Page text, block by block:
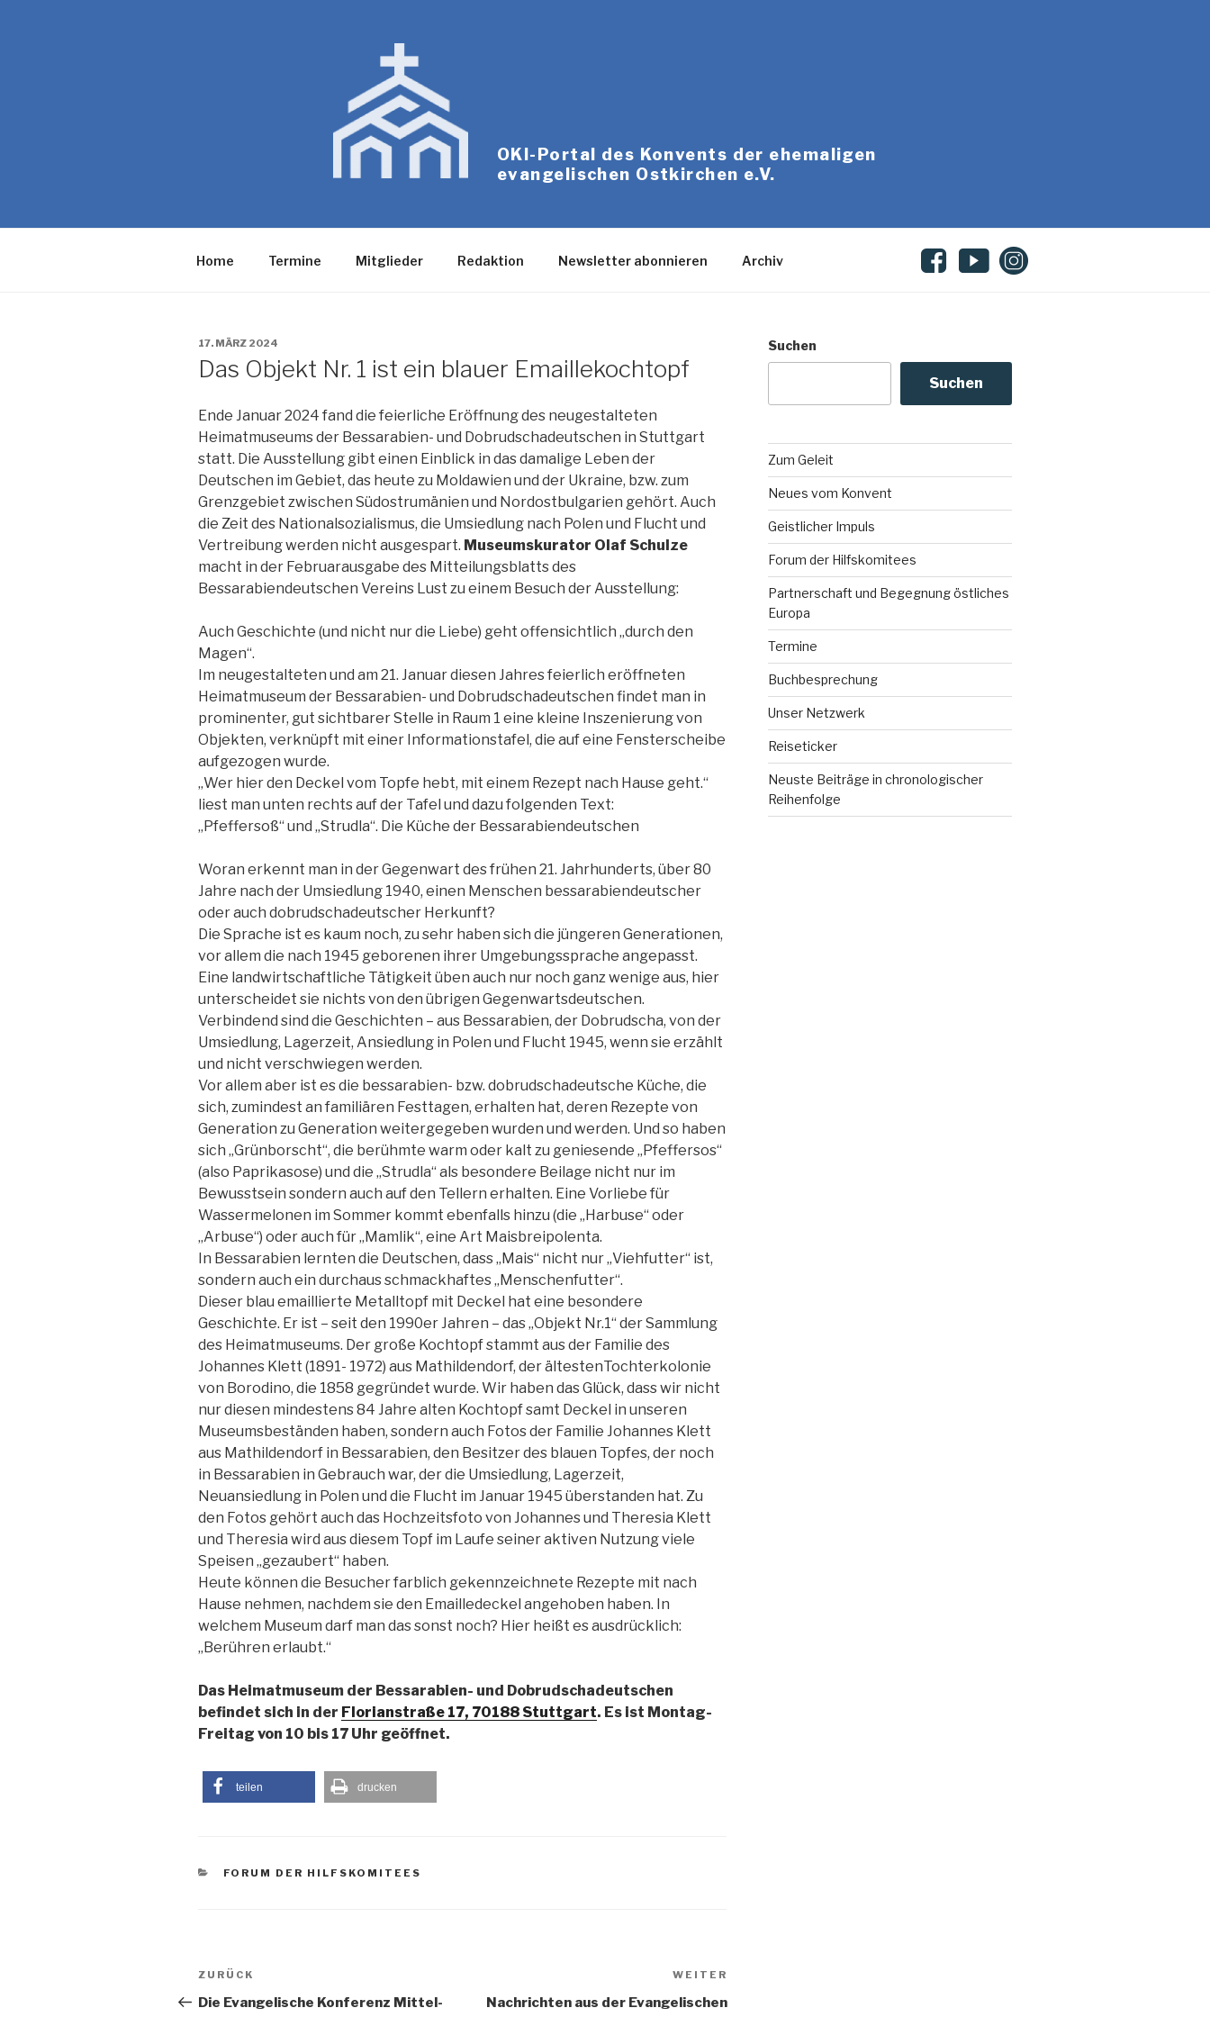
OKI-Portal des Konvents der ehemaligen
evangelischen Ostkirchen e.V.
Home Termine Mitglieder Redaktion Newsletter abonnieren Archiv
VERÖFFENTLICHT
17. MÄRZ 2024
Das Objekt Nr. 1 ist ein blauer Emaillekochtopf
Ende Januar 2024 fand die feierliche Eröffnung des neugestalteten
Heimatmuseums der Bessarabien- und Dobrudschadeutschen in Stuttgart
statt. Die Ausstellung gibt einen Einblick in das damalige Leben der
Deutschen im Gebiet, das heute zu Moldawien und der Ukraine, bzw. zum
Grenzgebiet zwischen Südostrumänien und Nordostbulgarien gehört. Auch
die Zeit des Nationalsozialismus, die Umsiedlung nach Polen und Flucht und
Vertreibung werden nicht ausgespart. Museumskurator Olaf Schulze
macht in der Februarausgabe des Mitteilungsblatts des
Bessarabiendeutschen Vereins Lust zu einem Besuch der Ausstellung:
Auch Geschichte (und nicht nur die Liebe) geht offensichtlich „durch den
Magen“.
Im neugestalteten und am 21. Januar diesen Jahres feierlich eröffneten
Heimatmuseum der Bessarabien- und Dobrudschadeutschen findet man in
prominenter, gut sichtbarer Stelle in Raum 1 eine kleine Inszenierung von
Objekten, verknüpft mit einer Informationstafel, die auf eine Fensterscheibe
aufgezogen wurde.
„Wer hier den Deckel vom Topfe hebt, mit einem Rezept nach Hause geht.“
liest man unten rechts auf der Tafel und dazu folgenden Text:
„Pfeffersoß“ und „Strudla“. Die Küche der Bessarabiendeutschen
Woran erkennt man in der Gegenwart des frühen 21. Jahrhunderts, über 80
Jahre nach der Umsiedlung 1940, einen Menschen bessarabiendeutscher
oder auch dobrudschadeutscher Herkunft?
Die Sprache ist es kaum noch, zu sehr haben sich die jüngeren Generationen,
vor allem die nach 1945 geborenen ihrer Umgebungssprache angepasst.
Eine landwirtschaftliche Tätigkeit üben auch nur noch ganz wenige aus, hier
unterscheidet sie nichts von den übrigen Gegenwartsdeutschen.
Verbindend sind die Geschichten – aus Bessarabien, der Dobrudscha, von der
Umsiedlung, Lagerzeit, Ansiedlung in Polen und Flucht 1945, wenn sie erzählt
und nicht verschwiegen werden.
Vor allem aber ist es die bessarabien- bzw. dobrudschadeutsche Küche, die
sich, zumindest an familiären Festtagen, erhalten hat, deren Rezepte von
Generation zu Generation weitergegeben wurden und werden. Und so haben
sich „Grünborscht“, die berühmte warm oder kalt zu geniesende „Pfeffersos“
(also Paprikasose) und die „Strudla“ als besondere Beilage nicht nur im
Bewusstsein sondern auch auf den Tellern erhalten. Eine Vorliebe für
Wassermelonen im Sommer kommt ebenfalls hinzu (die „Harbuse“ oder
„Arbuse“) oder auch für „Mamlik“, eine Art Maisbreipolenta.
In Bessarabien lernten die Deutschen, dass „Mais“ nicht nur „Viehfutter“ ist,
sondern auch ein durchaus schmackhaftes „Menschenfutter“.
Dieser blau emaillierte Metalltopf mit Deckel hat eine besondere
Geschichte. Er ist – seit den 1990er Jahren – das „Objekt Nr.1“ der Sammlung
des Heimatmuseums. Der große Kochtopf stammt aus der Familie des
Johannes Klett (1891- 1972) aus Mathildendorf, der ältestenTochterkolonie
von Borodino, die 1858 gegründet wurde. Wir haben das Glück, dass wir nicht
nur diesen mindestens 84 Jahre alten Kochtopf samt Deckel in unseren
Museumsbeständen haben, sondern auch Fotos der Familie Johannes Klett
aus Mathildendorf in Bessarabien, den Besitzer des blauen Topfes, der noch
in Bessarabien in Gebrauch war, der die Umsiedlung, Lagerzeit,
Neuansiedlung in Polen und die Flucht im Januar 1945 überstanden hat. Zu
den Fotos gehört auch das Hochzeitsfoto von Johannes und Theresia Klett
und Theresia wird aus diesem Topf im Laufe seiner aktiven Nutzung viele
Speisen „gezaubert“ haben.
Heute können die Besucher farblich gekennzeichnete Rezepte mit nach
Hause nehmen, nachdem sie den Emailledeckel angehoben haben. In
welchem Museum darf man das sonst noch? Hier heißt es ausdrücklich:
„Berühren erlaubt.“
Das Heimatmuseum der Bessarabien- und Dobrudschadeutschen
befindet sich in der Florianstraße 17, 70188 Stuttgart. Es ist Montag-
Freitag von 10 bis 17 Uhr geöffnet.
teilen drucken
KATEGORIEN
FORUM DER HILFSKOMITEES
BEITRAGSNAVIGATION
Vorheriger
Beitrag
ZURÜCK
Die Evangelische Konferenz Mittel-
Beitrag
WEITER
Nachrichten aus der Evangelischen
Suchen
Suchen
Zum Geleit
Neues vom Konvent
Geistlicher Impuls
Forum der Hilfskomitees
Partnerschaft und Begegnung östliches
Europa
Termine
Buchbesprechung
Unser Netzwerk
Reiseticker
Neuste Beiträge in chronologischer
Reihenfolge